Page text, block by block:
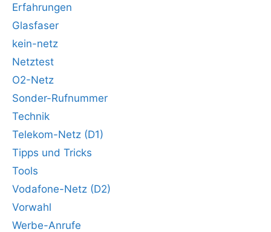
Erfahrungen
Glasfaser
kein-netz
Netztest
O2-Netz
Sonder-Rufnummer
Technik
Telekom-Netz (D1)
Tipps und Tricks
Tools
Vodafone-Netz (D2)
Vorwahl
Werbe-Anrufe